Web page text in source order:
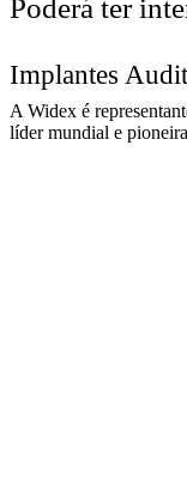
Poderá ter
Implantes
A Widex é
líder mundial e